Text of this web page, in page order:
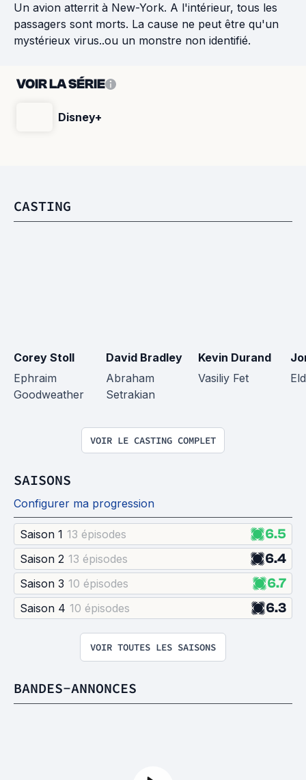
Un avion atterrit à New-York. A l'intérieur, tous les
passagers sont morts. La cause ne peut être qu'un
mystérieux virus..ou un monstre non identifié.
VOIR LA SÉRIE
Disney+
CASTING
Corey Stoll
Ephraim
Goodweather
David Bradley
Abraham
Setrakian
Kevin Durand
Vasiliy Fet
VOIR LE CASTING COMPLET
SAISONS
Configurer ma progression
Saison 1 13 épisodes 6.5
Saison 2 13 épisodes 6.4
Saison 3 10 épisodes 6.7
Saison 4 10 épisodes 6.3
VOIR TOUTES LES SAISONS
BANDES-ANNONCES